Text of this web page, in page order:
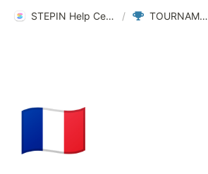
STEPIN Help Center / TOURNAMENT
🇫🇷